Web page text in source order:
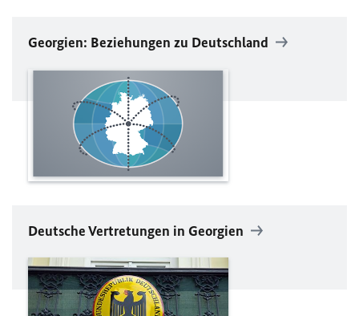
Georgien: Beziehungen zu Deutschland
Deutsche Vertretungen in Georgien